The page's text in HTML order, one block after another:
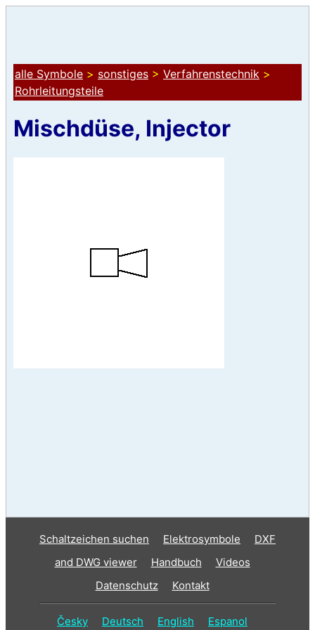
alle Symbole > sonstiges > Verfahrenstechnik >
Rohrleitungsteile
Mischdüse, Injector
Schaltzeichen suchen Elektrosymbole
DXF
and DWG viewer
Handbuch
Videos
Datenschutz
Kontakt
Česky Deutsch English Espanol